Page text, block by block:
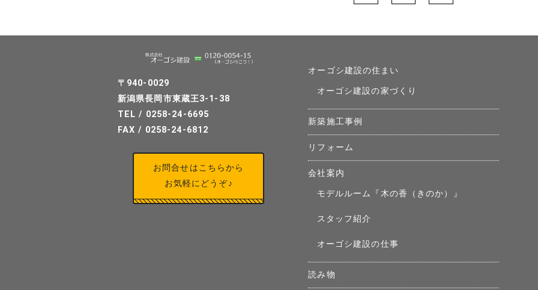
〒940-0029
新潟県長岡市東蔵王3-1-38
TEL / 0258-24-6695
FAX / 0258-24-6812
お問合せはこちらから
お気軽にどうぞ♪
オーゴシ建設の住まい
オーゴシ建設の家づくり
新築施工事例
リフォーム
会社案内
モデルルーム『木の香（きのか）』
スタッフ紹介
オーゴシ建設の仕事
読み物